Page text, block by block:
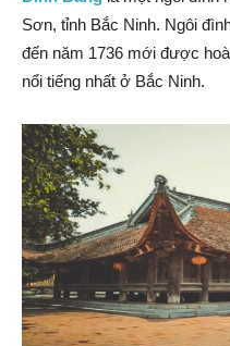
Sơn, tỉnh Bắc Ninh. Ngôi
đến năm 1736 mới được
nổi tiếng nhất ở Bắc Ninh.